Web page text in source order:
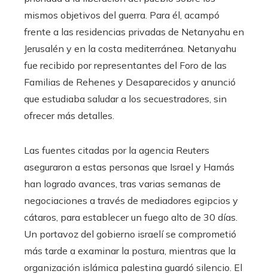
mismos objetivos del guerra. Para él, acampó
frente a las residencias privadas de Netanyahu en
Jerusalén y en la costa mediterránea. Netanyahu
fue recibido por representantes del Foro de las
Familias de Rehenes y Desaparecidos y anunció
que estudiaba saludar a los secuestradores, sin
ofrecer más detalles.
Las fuentes citadas por la agencia Reuters
aseguraron a estas personas que Israel y Hamás
han logrado avances, tras varias semanas de
negociaciones a través de mediadores egipcios y
cátaros, para establecer un fuego alto de 30 días.
Un portavoz del gobierno israelí se comprometió
más tarde a examinar la postura, mientras que la
organización islámica palestina guardó silencio. El